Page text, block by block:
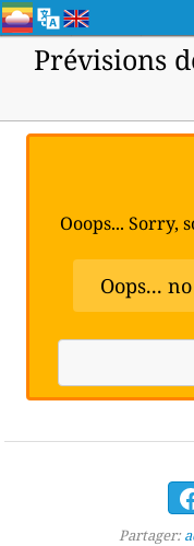
Prévisions
Ooops... Sorry,
Oops...
Partager: